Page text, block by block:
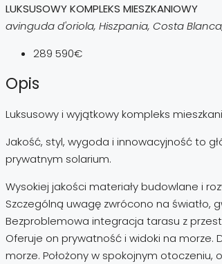
LUKSUSOWY KOMPLEKS MIESZKANIOWY
avinguda d'oriola, Hiszpania, Costa
289 590€
Opis
Luksusowy i wyjątkowy kompleks
Jakość, styl, wygoda i innowacyjność to
prywatnym solarium.
Wysokiej jakości materiały budowlane i
Szczególną uwagę zwrócono na światło,
Bezproblemowa integracja tarasu z
Oferuje on prywatność i widoki na
morze. Położony w spokojnym